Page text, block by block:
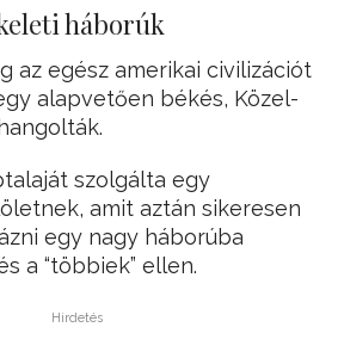
háborúk
az egész amerikai civilizációt
alapvetően békés, Közel-
szolgálta egy
amit aztán sikeresen
egy nagy háborúba
a “többiek” ellen.
Hirdetés